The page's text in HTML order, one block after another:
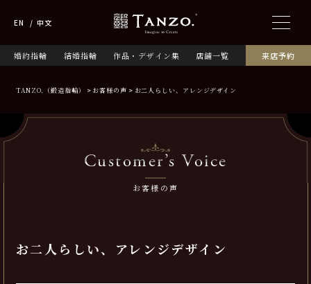
婚約指輪 結婚指輪 作品・デザイン集 店舗一覧 来店予約
EN 中文
TANZO.（鍛造指輪） お客様の声 お二人らしい、アレンジデザイン
Customer’s Voice
お客様の声
お二人らしい、アレンジデザイン